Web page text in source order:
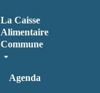
La Caisse
Alimentaire
Commune
Agenda